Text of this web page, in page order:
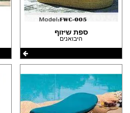
ספת שיזוף
היבואנים